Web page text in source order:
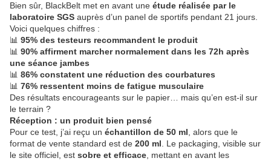
Bien sûr, BlackBelt met en avant une étude réalisée par le
laboratoire SGS auprès d’un panel de sportifs pendant 21 jours.
Voici quelques chiffres :
📊 95% des testeurs recommandent le produit
📊 90% affirment marcher normalement dans les 72h après
une séance jambes
📊 86% constatent une réduction des courbatures
📊 76% ressentent moins de fatigue musculaire
Des résultats encourageants sur le papier… mais qu’en est-il sur
le terrain ?
Réception : un produit bien pensé
Pour ce test, j’ai reçu un échantillon de 50 ml , alors que le
format de vente standard est de 200 ml . Le packaging, visible sur
le site officiel, est sobre et efficace , mettant en avant les